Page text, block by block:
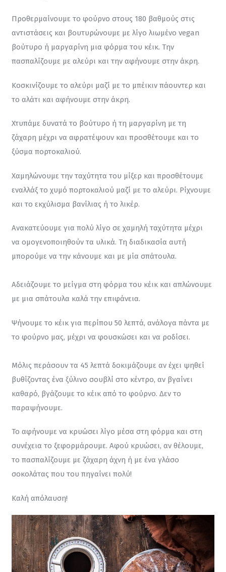
Προθερμαίνουμε το φούρνο στους 180 βαθμούς στις
αντιστάσεις και βουτυρώνουμε με λίγο λιωμένο vegan
βούτυρο ή μαργαρίνη μια φόρμα του κέικ. Την
πασπαλίζουμε με αλεύρι και την αφήνουμε στην άκρη.
Κοσκινίζουμε το αλεύρι μαζί με το μπέικιν πάουντερ και
το αλάτι και αφήνουμε στην άκρη.
Χτυπάμε δυνατά το βούτυρο ή τη μαργαρίνη με τη
ζάχαρη μέχρι να αφρατέψουν και προσθέτουμε και το
ξύσμα πορτοκαλιού.
Χαμηλώνουμε την ταχύτητα του μίξερ και προσθέτουμε
εναλλάξ το χυμό πορτοκαλιού μαζί με το αλεύρι. Ρίχνουμε
και το εκχύλισμα βανίλιας ή το λικέρ.
Ανακατεύουμε για πολύ λίγο σε χαμηλή ταχύτητα μέχρι
να ομογενοποιηθούν τα υλικά. Τη διαδικασία αυτή
μπορούμε να την κάνουμε και με μία σπάτουλα.
Αδειάζουμε το μείγμα στη φόρμα του κέικ και απλώνουμε
με μια σπάτουλα καλά την επιφάνεια.
Ψήνουμε το κέικ για περίπου 50 λεπτά, ανάλογα πάντα με
το φούρνο μας, μέχρι να φουσκώσει και να ροδίσει.
Μόλις περάσουν τα 45 λεπτά δοκιμάζουμε αν έχει ψηθεί
βυθίζοντας ένα ξύλινο σουβλί στο κέντρο, αν βγαίνει
καθαρό, βγάζουμε το κέικ από το φούρνο. Δεν το
παραψήνουμε.
Το αφήνουμε να κρυώσει λίγο μέσα στη φόρμα και στη
συνέχεια το ξεφορμάρουμε. Αφού κρυώσει, αν θέλουμε,
το πασπαλίζουμε με ζάχαρη άχνη ή με ένα γλάσο
σοκολάτας που του πηγαίνει πολύ!
Καλή απόλαυση!